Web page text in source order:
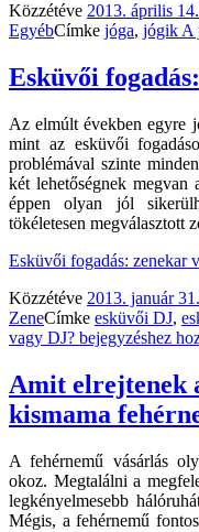
Közzétéve 2013. április 14.
EgyébCímke jóga, jógik A
Esküvői
Az elmúlt években egyre
mint az esküvői
problémával szinte
két lehetőségnek megvan
éppen olyan jól
tökéletesen megválasztott
Esküvői fogadás: zenekar
Közzétéve 2013. január 31.
ZeneCímke esküvői DJ,
vagy DJ? bejegyzéshez
Amit elrejtenek
kismama
A fehérnemű vásárlás
okoz. Megtalálni a
legkényelmesebb
Mégis, a fehérnemű